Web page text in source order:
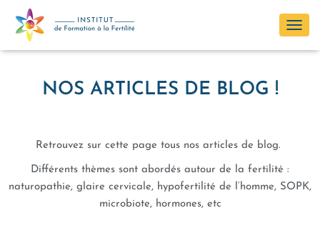
LA
NOS ARTICLES DE BLOG !
Retrouvez sur cette page tous nos articles de blog.
Différents thèmes sont abordés autour de la fertilité :
naturopathie, glaire cervicale, hypofertilité de l’homme, SOPK,
microbiote, hormones, etc